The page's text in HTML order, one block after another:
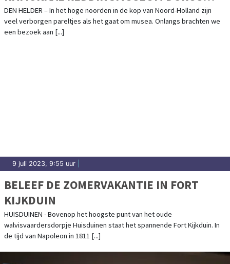
RIJKERS
DEN HELDER – In het hoge noorden in de kop van Noord-Holland zijn
veel verborgen pareltjes als het gaat om musea. Onlangs brachten we
een bezoek aan [...]
9 juli 2023, 9:55 uur
BELEEF DE ZOMERVAKANTIE IN FORT
KIJKDUIN
HUISDUINEN - Bovenop het hoogste punt van het oude
walvisvaardersdorpje Huisduinen staat het spannende Fort Kijkduin. In
de tijd van Napoleon in 1811 [...]